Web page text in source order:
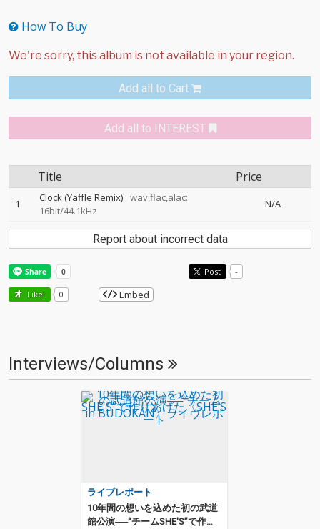
How To Buy
Add all to Cart
Add all to INTEREST
Title Price
1 Clock (Yaffle Remix) wav,flac,alac:
16bit/44.1kHz
N/A
Report about incorrect data
Post -
Like! 0 Embed
Interviews/Columns
ライブレポート
10年間の想いを込めた初の武道
館公演──“チームSHE'S”で作り